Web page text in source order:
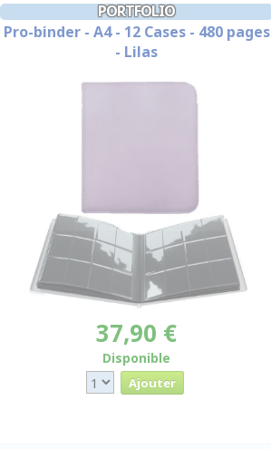
PORTFOLIO
Pro-binder - A4 - 12 Cases - 480 pages
- Lilas
37,90 €
Disponible